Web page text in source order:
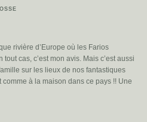
rivière d’Europe où les Farios
cas, c’est mon avis. Mais c’est aussi
sur les lieux de nos fantastiques
à la maison dans ce pays !! Une